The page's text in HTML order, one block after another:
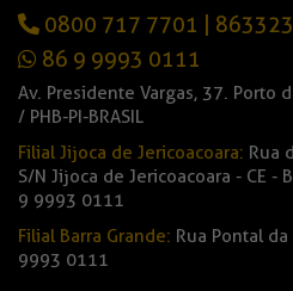
0800 717 7701
86 9 9993 0111
Av. Presidente Vargas, 37. Porto
/ PHB-PI-BRASIL
Filial Jijoca de Jericoacoara: Rua
S/N Jijoca de Jericoacoara - CE -
9 9993 0111
Filial Barra Grande: Rua Pontal
9993 0111